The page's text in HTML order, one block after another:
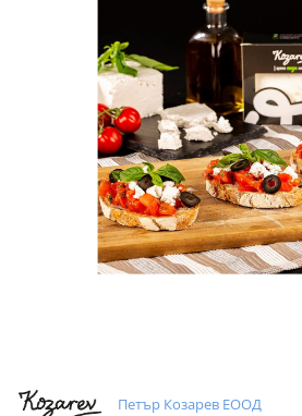
Петър Козарев ЕООД